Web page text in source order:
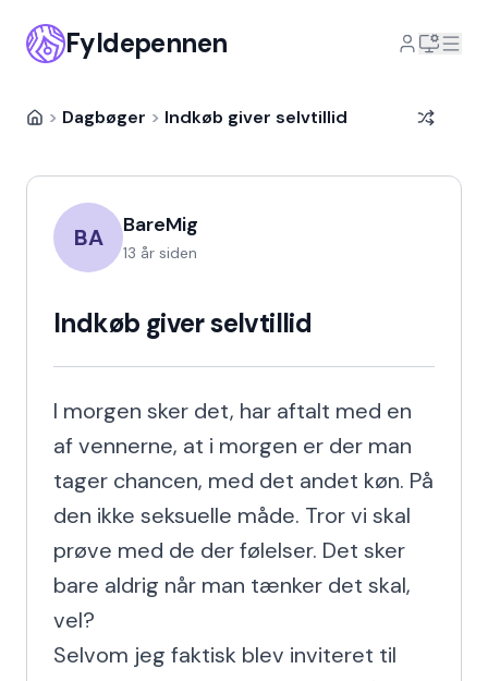
Fyldepennen
> Dagbøger > Indkøb giver selvtillid
BA BareMig
13 år siden
Indkøb giver selvtillid
I morgen sker det, har aftalt med en
af vennerne, at i morgen er der man
tager chancen, med det andet køn. På
den ikke seksuelle måde. Tror vi skal
prøve med de der følelser. Det sker
bare aldrig når man tænker det skal,
vel?
Selvom jeg faktisk blev inviteret til